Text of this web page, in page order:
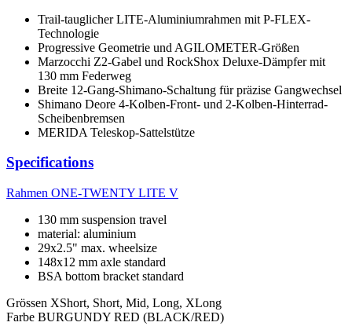
Trail-tauglicher LITE-Aluminiumrahmen mit P-FLEX-
Technologie
Progressive Geometrie und AGILOMETER-Größen
Marzocchi Z2-Gabel und RockShox Deluxe-Dämpfer mit
130 mm Federweg
Breite 12-Gang-Shimano-Schaltung für präzise Gangwechsel
Shimano Deore 4-Kolben-Front- und 2-Kolben-Hinterrad-
Scheibenbremsen
MERIDA Teleskop-Sattelstütze
Specifications
Rahmen ONE-TWENTY LITE V
130 mm suspension travel
material: aluminium
29x2.5" max. wheelsize
148x12 mm axle standard
BSA bottom bracket standard
Grössen XShort, Short, Mid, Long, XLong
Farbe BURGUNDY RED (BLACK/RED)